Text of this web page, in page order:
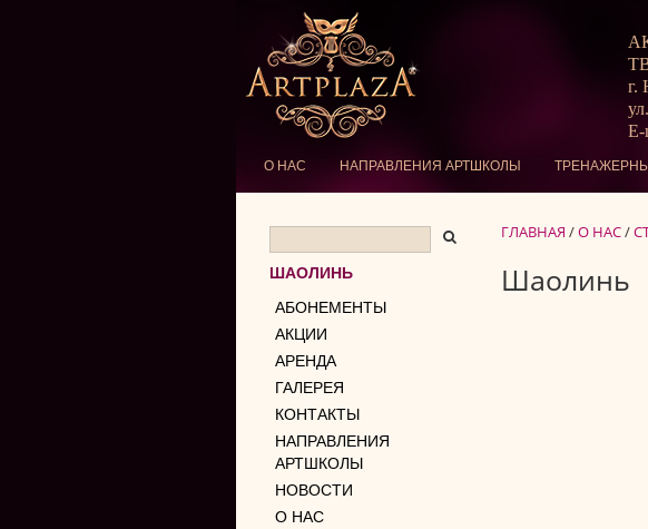
г.
E-
О НАС НАПРАВЛЕНИЯ АРТШКОЛЫ
ШАОЛИНЬ
АБОНЕМЕНТЫ
АКЦИИ
АРЕНДА
ГАЛЕРЕЯ
КОНТАКТЫ
НАПРАВЛЕНИЯ
АРТШКОЛЫ
НОВОСТИ
О НАС
ГЛАВНАЯ /О НАС/
Шаолинь